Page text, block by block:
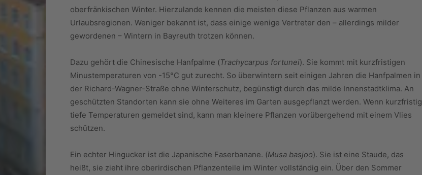
oberfränkischen Winter. Hierzulande kennen die meisten diese Pflanzen aus warmen
Urlaubsregionen. Weniger bekannt ist, dass einige wenige Vertreter den – allerdings milder
gewordenen – Wintern in Bayreuth trotzen können.
Dazu gehört die Chinesische Hanfpalme (Trachycarpus fortunei). Sie kommt mit kurzfristigen
Minustemperaturen von -15°C gut zurecht. So überwintern seit einigen Jahren die Hanfpalmen in
der Richard-Wagner-Straße ohne Winterschutz, begünstigt durch das milde Innenstadtklima. An
geschützten Standorten kann sie ohne Weiteres im Garten ausgepflanzt werden. Wenn kurzfristig
tiefe Temperaturen gemeldet sind, kann man kleinere Pflanzen vorübergehend mit einem Vlies
schützen.
Ein echter Hingucker ist die Japanische Faserbanane. (Musa basjoo). Sie ist eine Staude, das
heißt, sie zieht ihre oberirdischen Pflanzenteile im Winter vollständig ein. Über den Sommer